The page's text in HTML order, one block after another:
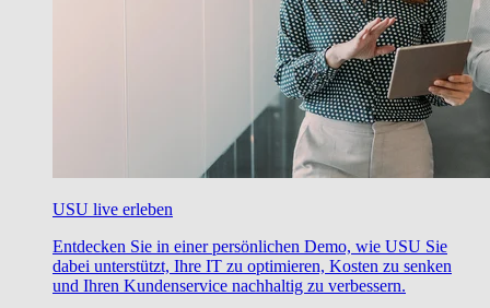
USU live erleben
Entdecken Sie in einer persönlichen Demo, wie USU Sie
dabei unterstützt, Ihre IT zu optimieren, Kosten zu senken
und Ihren Kundenservice nachhaltig zu verbessern.